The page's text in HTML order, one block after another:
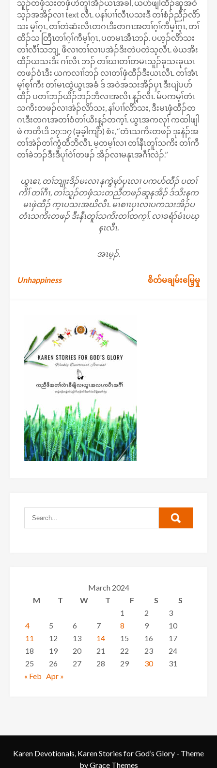
သူၣ်တဖှံသးတဖှံဟဲတူၢ်အိၣ်ယၤအခါ, ယပာ်ဖျါထီၣ်ဆူအဝဲ
သ့ၣ်အအိၣ်လၢ text လီၤ. ပနၢ်ပၢၢ်လီၤပသးဒီ တၢ်စံၣ်ညီၣ်လိာ်
သး မ့ၢ်ဂ့ၤ, တၢ်တဲဆံးလီၤတဂၤဒီးတဂၤအတၢ်ဂ့ၢ်ကီမ့ၢ်ဂ့ၤ, တၢ်
ထိၣ်သ တြီၤတၢ်ဂ့ၢ်ကီမ့ၢ်ဂ့ၤ, ပတမၤအီၤဘၣ်. ပဟ့ၣ်လိာ်သး
တၢ်လီၢ်သဘျ့ ဖိလၢတၢ်လၢပအဲၣ်ဒိးတဲပတဲသ့လီၤ. ဖဲယအိး
ထီၣ်ယသးဒီး ဂၢ်လီၤ ဘၣ် တၢ်ဃၢတၢ်တမၤသူၣ်ခုသးခုယၤ
တဖၣ်ဝံၤဒီး ယကလၢၢ်ဘၣ် လၢတၢ်ဖှံထီၣ်ဒီးယၤလီၤ. တၢ်အံၤ
မ့ၢ်စ့ၢ်ကီး တၢ်မၤထွဲယွၤအခံ ဒ် အဝဲအသးအိၣ်ပှၤ ဒီးပျဲပပာ်
ထီၣ် ပတၢ်ဘၣ်ယိၣ်ဘၣ်ဘီလၢအလိၤ န့ၣ်လီၤ. မ်ပကမ့ၢ်တံၤ
သကိးတဖၣ်လၢအဲၣ်လိာ်သး, နၢ်ပၢၢ်လိာ်သး, ဒီးမၤဖှံထီၣ်တ
ဂၤဒီးတဂၤအတၢ်ဝံတၢ်ယိးန့ၣ်တက့ၢ်. ယွၤအကလုၢ် ကထါဖျါ
ဖဲ ကတိၤဒိ ၁၇:၁၇ (ခ့ခ့ါကျိာ်) စံး, ‘‘တံၤသကိးတဖၣ် ဒုးနဲၣ်အ
တၢ်အဲၣ်တၢ်ကွံထီဘိလီၤ. မ့တမ့ၢ်လၢ တၢ်နီၤတူၢ်သကိး တၢ်ကီ
တၢ်ခဲဘၣ်ဒီးဒီပုၢ်ဝဲၢ်တဖၣ် အိၣ်လၢမနုၤအဂီၢ်လဲၣ်.’’
ယွၤဧၢ, တၢ်ဘျုးဒိၣ်မးလၢ နကွဲမုာ်ပှၤလၢ ပကပာ်ထီၣ် ပတၢ်
ကိၢ် တၢ်ဂီၤ, တၢ်သူၣ်တဖှံသးတညီတဖၣ်ဆူနအိၣ် ဒ်သိးနက
မၤဖှံထီၣ် က့ၤပသးအဃိလီၤ. မၤစၢၤပှၤလၢပကသးအိၣ်ပ
တံၤသကိးတဖၣ် ဒီးနီၤတူၢ်သကိးတၢ်တက့ၢ်. လၢခရံာ်မံၤပဃ့
နၤလီၤ.
အၤမ့ၣ်.
Post
Unhappiness စိတ်မချမ်းမြေ့မှု
March 2024
M
T W T F S
S
1
2
3
4
5 6 7 8 9
10
11
12 13 14 15 16
17
18
19 20 21 22 23
24
25
26 27 28 29 30
31
« Feb Apr »
Karen Devotionals, Karen Stories for God’s Glory - Theme
by Grace Themes